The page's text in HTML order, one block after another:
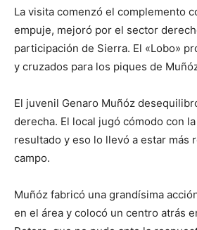
La visita comenzó el complemento
empuje, mejoró por el sector
participación de Sierra. El «Lobo»
y cruzados para los piques de
El juvenil Genaro Muñóz
derecha. El local jugó cómodo con
resultado y eso lo llevó a estar más
campo.
Muñóz fabricó una grandísima
en el área y colocó un centro atrás